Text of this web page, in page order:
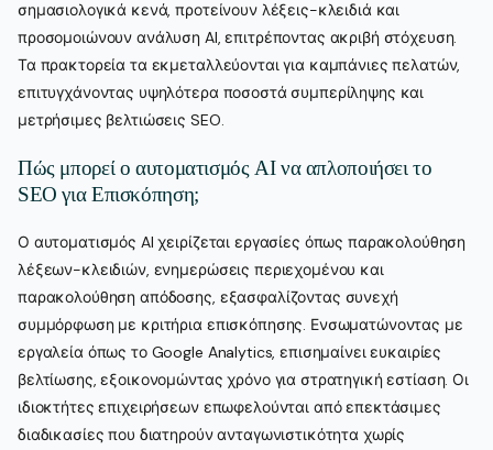
σημασιολογικά κενά, προτείνουν λέξεις-κλειδιά και
προσομοιώνουν ανάλυση AI, επιτρέποντας ακριβή στόχευση.
Τα πρακτορεία τα εκμεταλλεύονται για καμπάνιες πελατών,
επιτυγχάνοντας υψηλότερα ποσοστά συμπερίληψης και
μετρήσιμες βελτιώσεις SEO.
Πώς μπορεί ο αυτοματισμός AI να απλοποιήσει το
SEO για Επισκόπηση;
Ο αυτοματισμός AI χειρίζεται εργασίες όπως παρακολούθηση
λέξεων-κλειδιών, ενημερώσεις περιεχομένου και
παρακολούθηση απόδοσης, εξασφαλίζοντας συνεχή
συμμόρφωση με κριτήρια επισκόπησης. Ενσωματώνοντας με
εργαλεία όπως το Google Analytics, επισημαίνει ευκαιρίες
βελτίωσης, εξοικονομώντας χρόνο για στρατηγική εστίαση. Οι
ιδιοκτήτες επιχειρήσεων επωφελούνται από επεκτάσιμες
διαδικασίες που διατηρούν ανταγωνιστικότητα χωρίς